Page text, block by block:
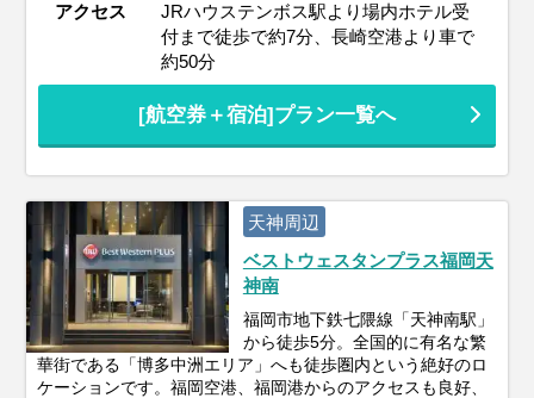
アクセス
JRハウステンボス駅より場内ホテル受
付まで徒歩で約7分、長崎空港より車で
約50分
[航空券＋宿泊]プラン一覧へ
天神周辺
ベストウェスタンプラス福岡天
神南
福岡市地下鉄七隈線「天神南駅」
から徒歩5分。全国的に有名な繁
華街である「博多中洲エリア」へも徒歩圏内という絶好のロ
ケーションです。福岡空港、福岡港からのアクセスも良好、